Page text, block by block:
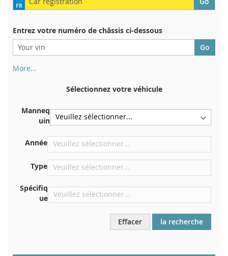
Entrez votre numéro de châssis ci-dessous
More...
d'immatriculation. Et aussi dans la voiture
Centrer contre la cloison sous le capot
Directement dans le compartiment moteur
Près du pare-brise, sur le tableau de bord
Dans le montant de porte arrière droit
Sélectionnez votre véhicule
Manneq
uin
Année
Type
Spécifiq
ue
Effacer la recherche